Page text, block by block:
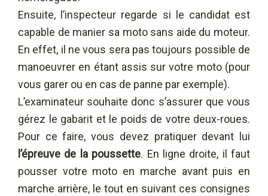
Ensuite, l’inspecteur regarde si le candidat est
capable de manier sa moto sans aide du moteur.
En effet, il ne vous sera pas toujours possible de
manoeuvrer en étant assis sur votre moto (pour
vous garer ou en cas de panne par exemple).
L’examinateur souhaite donc s’assurer que vous
gérez le gabarit et le poids de votre deux-roues.
Pour ce faire, vous devez pratiquer devant lui
l’épreuve de la poussette. En ligne droite, il faut
pousser votre moto en marche avant puis en
marche arrière, le tout en suivant ces consignes